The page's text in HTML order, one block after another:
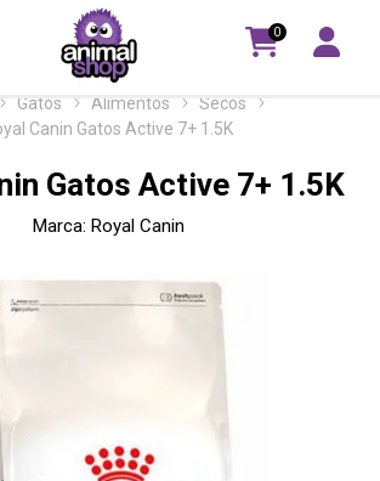
0
Gatos Alimentos
Secos
Canin Gatos Active 7+ 1.5K
Gatos Active 7+ 1.5K
Marca: Royal Canin